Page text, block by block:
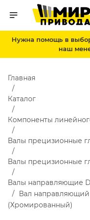
Нужна помощь в
наш
Главная
Каталог
Компоненты
Валы прецизионные
Валы прецизионные
Валы направляющие
Вал
(Хромированный)